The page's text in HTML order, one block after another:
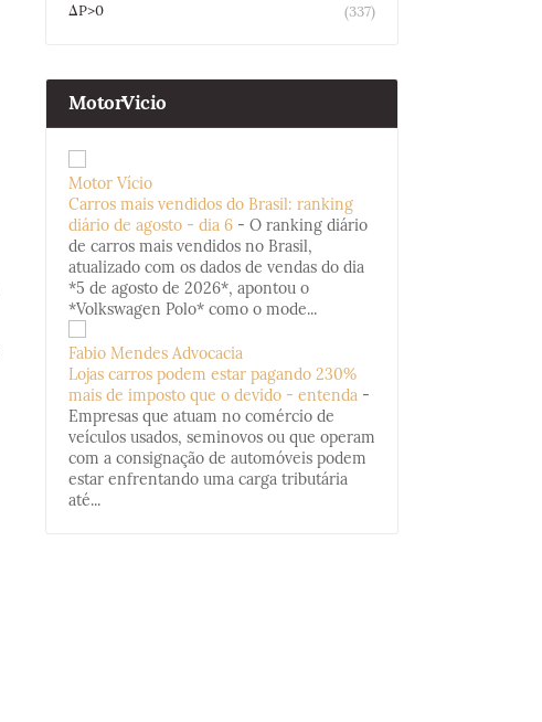
ΔP>0
(337)
MotorVicio
Motor Vício
Carros mais vendidos do Brasil: ranking
diário de agosto - dia 6 - O ranking diário
de carros mais vendidos no Brasil,
atualizado com os dados de vendas do dia
*5 de agosto de 2026*, apontou o
*Volkswagen Polo* como o mode...
Fabio Mendes Advocacia
Lojas carros podem estar pagando 230%
mais de imposto que o devido - entenda -
Empresas que atuam no comércio de
veículos usados, seminovos ou que operam
com a consignação de automóveis podem
estar enfrentando uma carga tributária
até...